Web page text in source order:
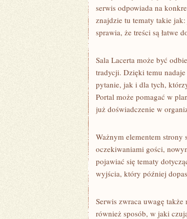
serwis odpowiada na
znajdzie tu tematy takie
sprawia, że treści są łatwe
Sala Lacerta może być
tradycji. Dzięki temu
pytanie, jak i dla tych,
Portal może pomagać w
już doświadczenie w
Ważnym elementem strony
oczekiwaniami gości,
pojawiać się tematy
wyjścia, który później
Serwis zwraca uwagę
również sposób, w jaki